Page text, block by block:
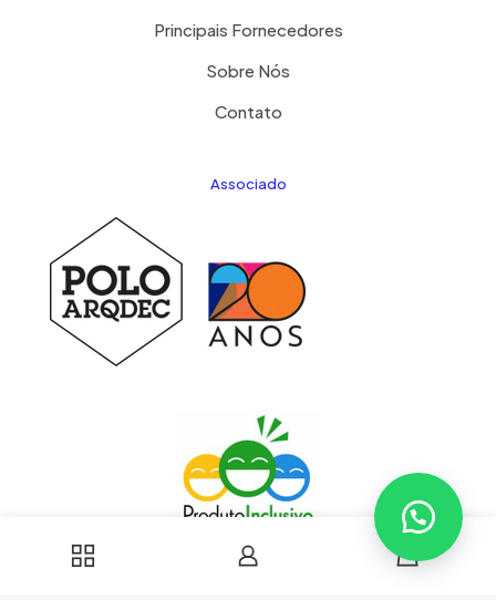
Principais Fornecedores
Sobre Nós
Contato
Associado